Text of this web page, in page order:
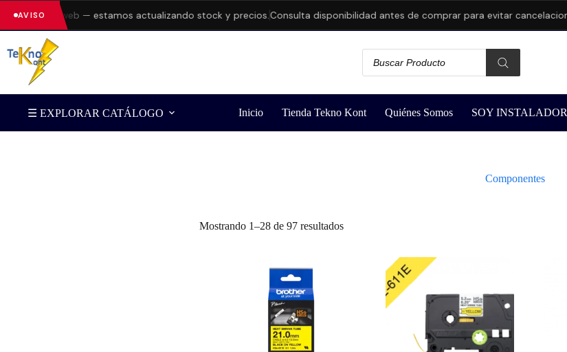
AVISO
en la web — estamos actualizando stock y precios.Consulta disponibilidad antes de comprar para evitar cancelaciones.
☰ EXPLORAR CATÁLOGO Inicio Tienda Tekno Kont Quiénes Somos SOY INSTALADOR
Componentes
Mostrando 1–28 de 97 resultados